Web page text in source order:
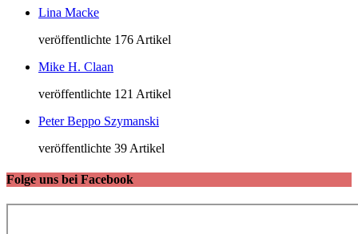
Lina Macke
veröffentlichte 176 Artikel
Mike H. Claan
veröffentlichte 121 Artikel
Peter Beppo Szymanski
veröffentlichte 39 Artikel
Folge uns bei Facebook